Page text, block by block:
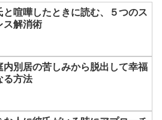
と喧嘩したときに読む、５つのス
ス解消術
内別居の苦しみから脱出して幸福
る方法